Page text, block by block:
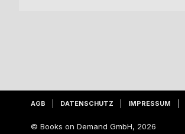
AGB DATENSCHUTZ IMPRESSUM
© Books on Demand GmbH, 2026